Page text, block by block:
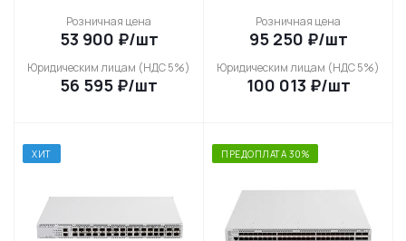
Розничная цена
53 900 ₽/шт
Юридическим лицам (НДС 5%)
56 595 ₽/шт
Розничная цена
95 250 ₽/шт
Юридическим лицам (НДС 5%)
100 013 ₽/шт
ХИТ ПРЕДОПЛАТА 30%